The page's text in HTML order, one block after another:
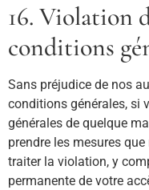
16. Violation
conditions
Sans préjudice de nos
conditions générales, si
générales de quelque
prendre les mesures
traiter la violation, y
permanente de votre